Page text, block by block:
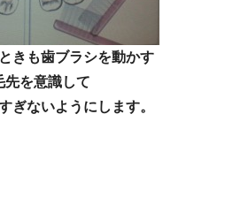
きも歯ブラシを動かす
先を意識して
ぎないようにします。